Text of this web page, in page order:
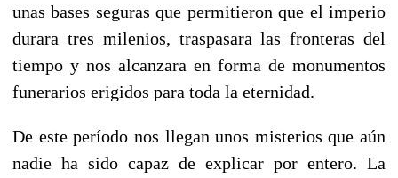
unas bases seguras que permitieron que el imperio
durara tres milenios, traspasara las fronteras del
tiempo y nos alcanzara en forma de monumentos
funerarios erigidos para toda la eternidad.
De este período nos llegan unos misterios que aún
nadie ha sido capaz de explicar por entero. La